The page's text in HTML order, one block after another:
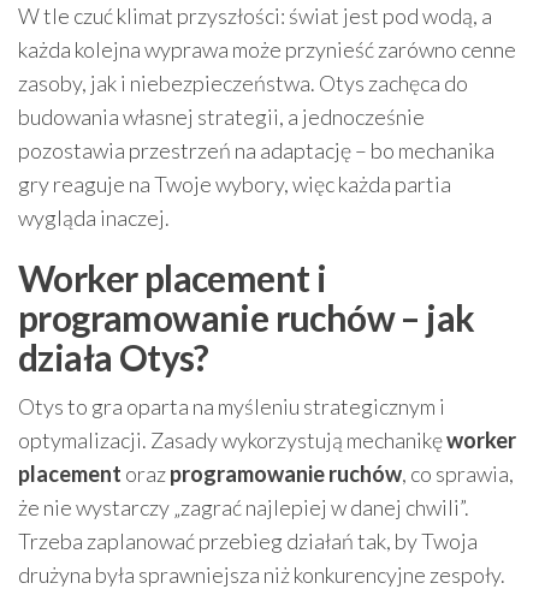
W tle czuć klimat przyszłości: świat jest pod wodą, a
każda kolejna wyprawa może przynieść zarówno cenne
zasoby, jak i niebezpieczeństwa. Otys zachęca do
budowania własnej strategii, a jednocześnie
pozostawia przestrzeń na adaptację – bo mechanika
gry reaguje na Twoje wybory, więc każda partia
wygląda inaczej.
Worker placement i
programowanie ruchów – jak
działa Otys?
Otys to gra oparta na myśleniu strategicznym i
optymalizacji. Zasady wykorzystują mechanikęworker
placement orazprogramowanie ruchów, co sprawia,
że nie wystarczy „zagrać najlepiej w danej chwili”.
Trzeba zaplanować przebieg działań tak, by Twoja
drużyna była sprawniejsza niż konkurencyjne zespoły.